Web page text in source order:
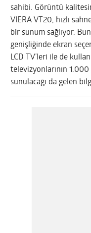
sahibi. Görüntü
VIERA VT20, hızlı
bir sunum sağlıyor.
genişliğinde ekran
LCD TV’leri ile de
televizyonlarının 1.000
sunulacağı da gelen